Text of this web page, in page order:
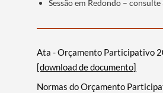
Sessão em Redondo – consulte
Ata - Orçamento Participativo
[download de documento]
Normas do Orçamento